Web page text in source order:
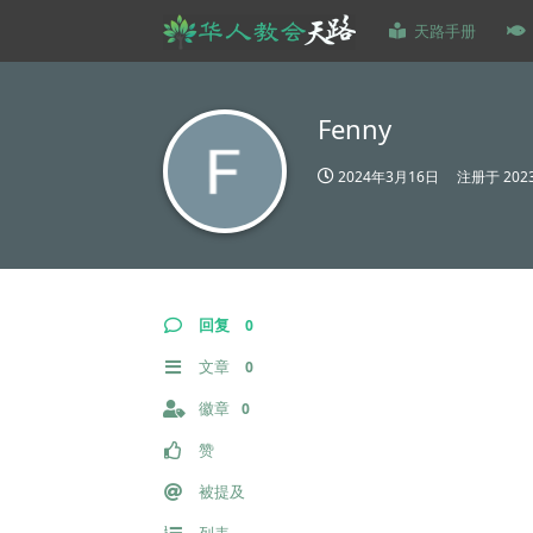
天路手册
Fenny
2024年3月16日 注册于
回复 0
文章 0
徽章 0
赞
被提及